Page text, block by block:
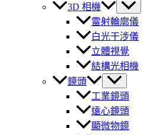
3D 相機
雷射輪廓儀
白光干涉儀
立體視覺
結構光相機
鏡頭
工業鏡頭
遠心鏡頭
顯微物鏡